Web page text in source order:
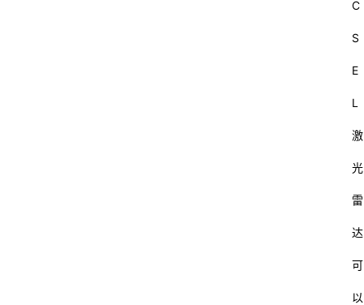
C
S
E
L
激
光
雷
达
可
以